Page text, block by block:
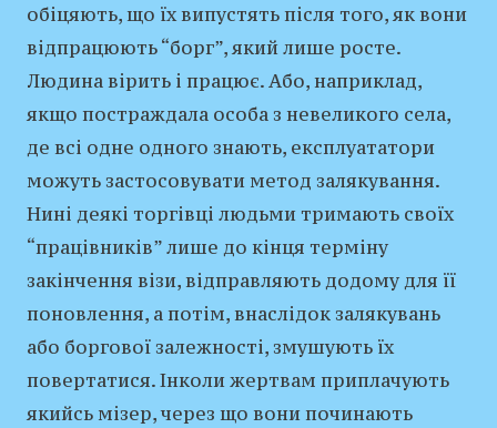
обіцяють, що їх випустять після того, як вони
відпрацюють “борг”, який лише росте.
Людина вірить і працює. Або, наприклад,
якщо постраждала особа з невеликого села,
де всі одне одного знають, експлуататори
можуть застосовувати метод залякування.
Нині деякі торгівці людьми тримають своїх
“працівників” лише до кінця терміну
закінчення візи, відправляють додому для її
поновлення, а потім, внаслідок залякувань
або боргової залежності, змушують їх
повертатися. Інколи жертвам приплачують
якийсь мізер, через що вони починають